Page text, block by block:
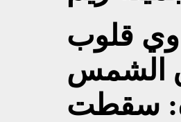
قلوب
الشمس
سقطت